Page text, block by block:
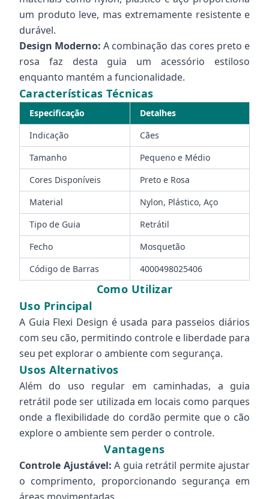
um produto leve, mas extremamente resistente e
durável.
Design Moderno: A combinação das cores preto e
rosa faz desta guia um acessório estiloso
enquanto mantém a funcionalidade.
Características Técnicas
Especificação
Detalhes
Indicação
Cães
Tamanho
Pequeno e Médio
Cores Disponíveis
Preto e Rosa
Material
Nylon, Plástico, Aço
Tipo de Guia
Retrátil
Fecho
Mosquetão
Código de Barras
4000498025406
Como Utilizar
Uso Principal
A Guia Flexi Design é usada para passeios diários
com seu cão, permitindo controle e liberdade para
seu pet explorar o ambiente com segurança.
Usos Alternativos
Além do uso regular em caminhadas, a guia
retrátil pode ser utilizada em locais como parques
onde a flexibilidade do cordão permite que o cão
explore o ambiente sem perder o controle.
Vantagens
Controle Ajustável: A guia retrátil permite ajustar
o comprimento, proporcionando segurança em